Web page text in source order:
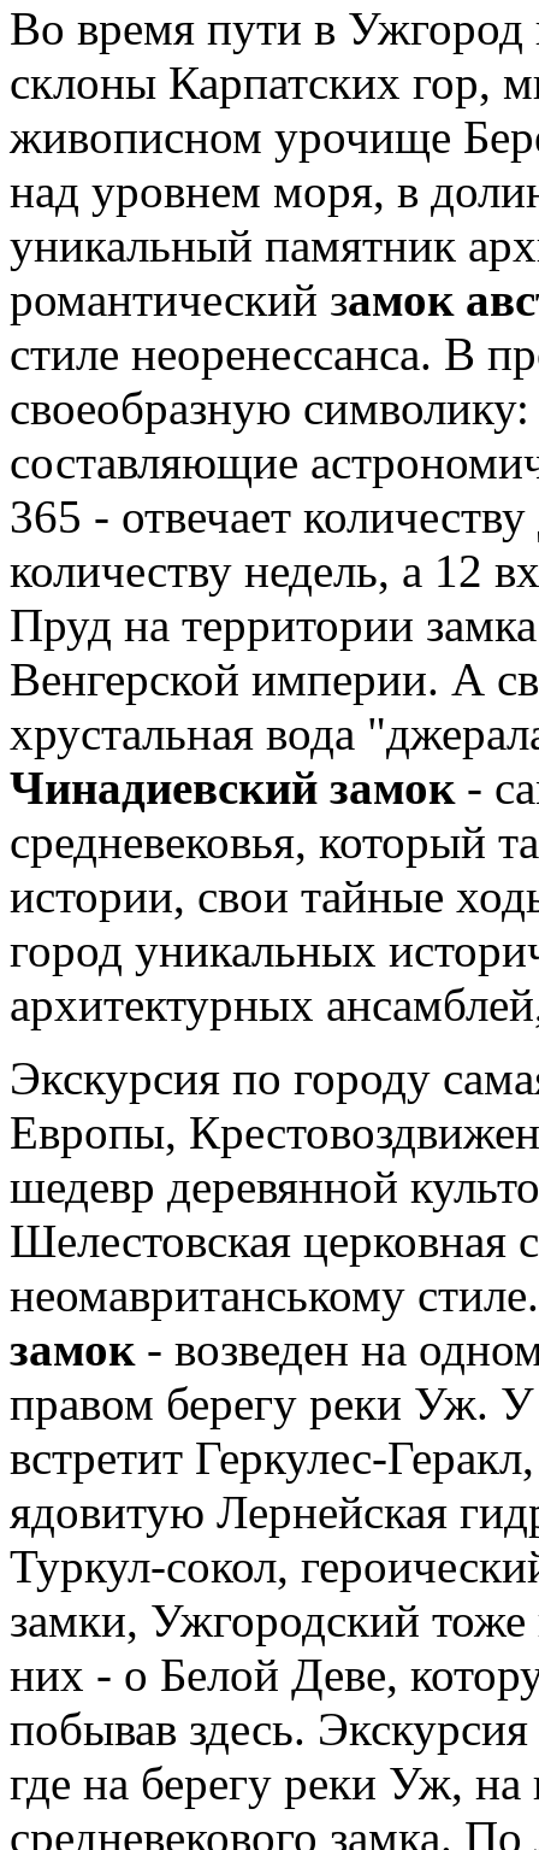
Во время пути в
склоны Карпатских гор,
живописном урочище
над уровнем моря, в
уникальный памятник
романтический замок
стиле неоренессанса. В
своеобразную
составляющие
365 - отвечает
количеству недель, а 12
Пруд на территории
Венгерской империи. А
хрустальная вода
Чинадиевский замок-
средневековья, который
истории, свои тайные
город уникальных
архитектурных
Экскурсия по городу
Европы,
шедевр деревянной
Шелестовская церковная
неомавританському
замок- возведен на
правом берегу реки Уж.
встретит Геркулес-
ядовитую Лернейская
Туркул-сокол,
замки, Ужгородский тоже
них - о Белой Деве,
побывав здесь.
где на берегу реки Уж,
средневекового замка.